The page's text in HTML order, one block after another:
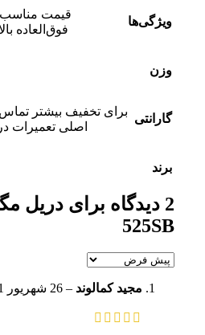
ویژگی‌ها
قیمت مناسب
فوق‌العاده
وزن
گارانتی
برای تخفیف بیشتر تماس
اصلی تعمیرات
برند
2 دیدگاه برای
525SB
مجید کمالوند – 26 شهریور 1401